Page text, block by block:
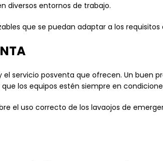
diversos entornos de trabajo.
que se puedan adaptar a los
servicio posventa que ofrecen. Un buen
los equipos estén siempre en
el uso correcto de los lavaojos de